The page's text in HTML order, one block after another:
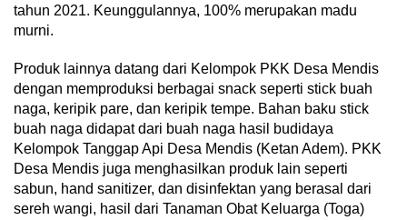
tahun 2021. Keunggulannya, 100% merupakan madu
murni.
Produk lainnya datang dari Kelompok PKK Desa Mendis
dengan memproduksi berbagai snack seperti stick buah
naga, keripik pare, dan keripik tempe. Bahan baku stick
buah naga didapat dari buah naga hasil budidaya
Kelompok Tanggap Api Desa Mendis (Ketan Adem). PKK
Desa Mendis juga menghasilkan produk lain seperti
sabun, hand sanitizer, dan disinfektan yang berasal dari
sereh wangi, hasil dari Tanaman Obat Keluarga (Toga)